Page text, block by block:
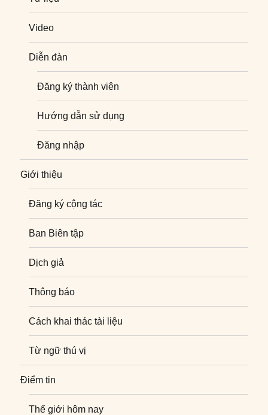
Video
Diễn đàn
Đăng ký thành viên
Hướng dẫn sử dụng
Đăng nhập
Giới thiệu
Đăng ký cộng tác
Ban Biên tập
Dịch giả
Thông báo
Cách khai thác tài liệu
Từ ngữ thú vị
Điểm tin
Thế giới hôm nay